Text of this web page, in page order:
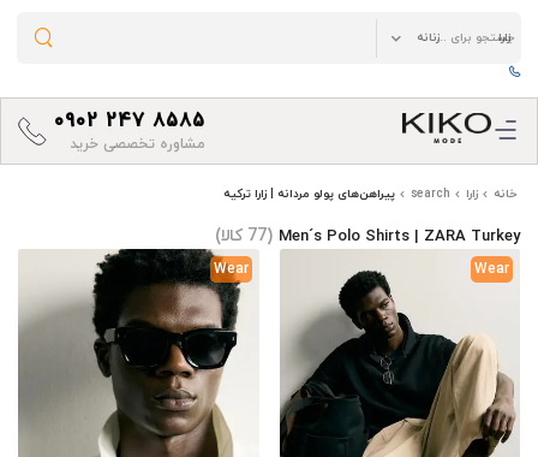
0902 247 8585
مشاوره تخصصی خرید
خانه زارا search پیراهن‌های پولو مردانه | زارا ترکیه
Men´s Polo Shirts | ZARA Turkey (77 کالا)
Wear
Wear